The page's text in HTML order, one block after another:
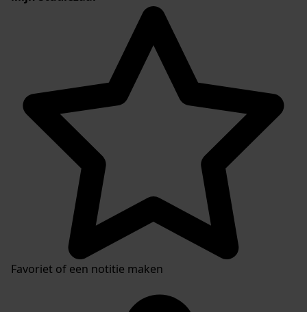
Favoriet of een notitie maken